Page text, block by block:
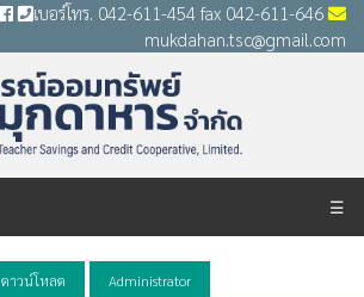
เบอร์โทร. 042-611-454 fax 042-611-646
mukdahan.tsc@gmail.com
☰
ดาวน์โหลด Administrator